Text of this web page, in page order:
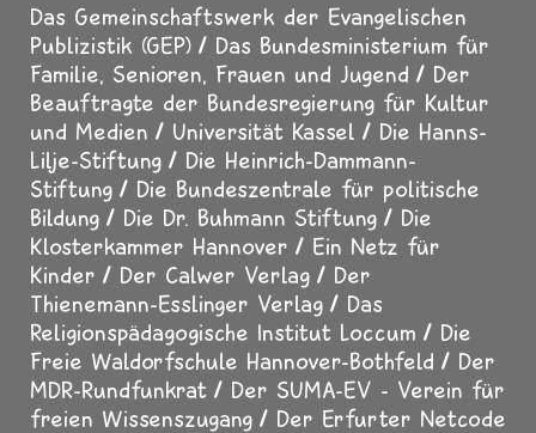
Das Gemeinschaftswerk der Evangelischen
Publizistik (GEP)
Das Bundesministerium für
Familie, Senioren, Frauen und Jugend
Der
Beauftragte der Bundesregierung für Kultur
und Medien
Universität Kassel
Die Hanns-
Lilje-Stiftung
Die Heinrich-Dammann-
Stiftung
Die Bundeszentrale für politische
Bildung
Die Dr. Buhmann Stiftung
Die
Klosterkammer Hannover
Ein Netz für
Kinder
Der Calwer Verlag
Der
Thienemann-Esslinger Verlag
Das
Religionspädagogische Institut Loccum
Die
Freie Waldorfschule Hannover-Bothfeld
Der
MDR-Rundfunkrat
Der SUMA-EV - Verein für
freien Wissenszugang
Der Erfurter Netcode